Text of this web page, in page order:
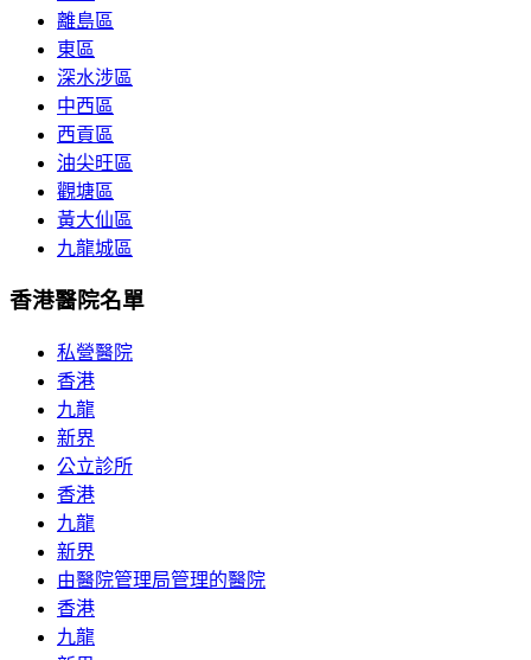
離島區
東區
深水涉區
中西區
西貢區
油尖旺區
觀塘區
黃大仙區
九龍城區
香港醫院名單
私營醫院
香港
九龍
新界
公立診所
香港
九龍
新界
由醫院管理局管理的醫院
香港
九龍